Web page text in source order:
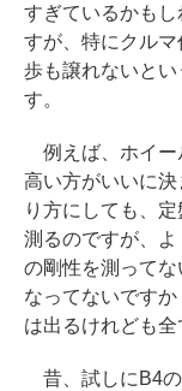
すぎているかも
すが、特にクル
歩も譲れないと
す。
例えば、ホイー
高い方がいいに
り方にしても、
測るのですが、
の剛性を測って
なってないです
は出るけれども全
昔、試しにB4の